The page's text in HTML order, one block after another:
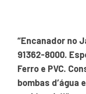
“Encanador no
91362-8000.
Ferro e PVC.
bombas d’água